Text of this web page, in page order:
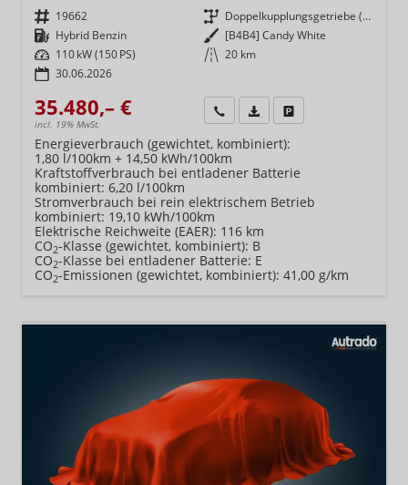
Fahrzeugnr. 19662 Getriebe
Doppelkupplungsgetriebe (DSG)
Kraftstoff Hybrid Benzin Außenfarbe [B4B4] Candy White
Leistung 110 kW (150 PS) Kilometerstand 20 km
30.06.2026
35.480,– €
incl. 19% MwSt.
Wir rufen Sie anFahrzeugexposé (PDF)
Energieverbrauch (gewichtet, kombiniert):
1,80 l/100km + 14,50 kWh/100km
Kraftstoffverbrauch bei entladener Batterie
kombiniert: 6,20 l/100km
Stromverbrauch bei rein elektrischem Betrieb
kombiniert: 19,10 kWh/100km
Elektrische Reichweite (EAER): 116 km
CO2-Klasse (gewichtet, kombiniert): B
CO2-Klasse bei entladener Batterie: E
CO2-Emissionen (gewichtet, kombiniert): 41,00 g/km